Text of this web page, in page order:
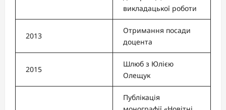
викладацької роботи
2013
Отримання посади
доцента
2015
Шлюб з Юлією
Олещук
Публікація